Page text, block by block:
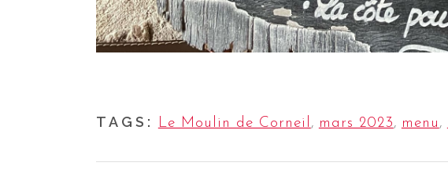
TAGS: Le Moulin de Corneil , mars 2023, menu ,